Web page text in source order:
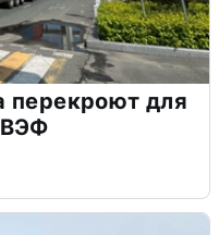
перекроют для
ВЭФ